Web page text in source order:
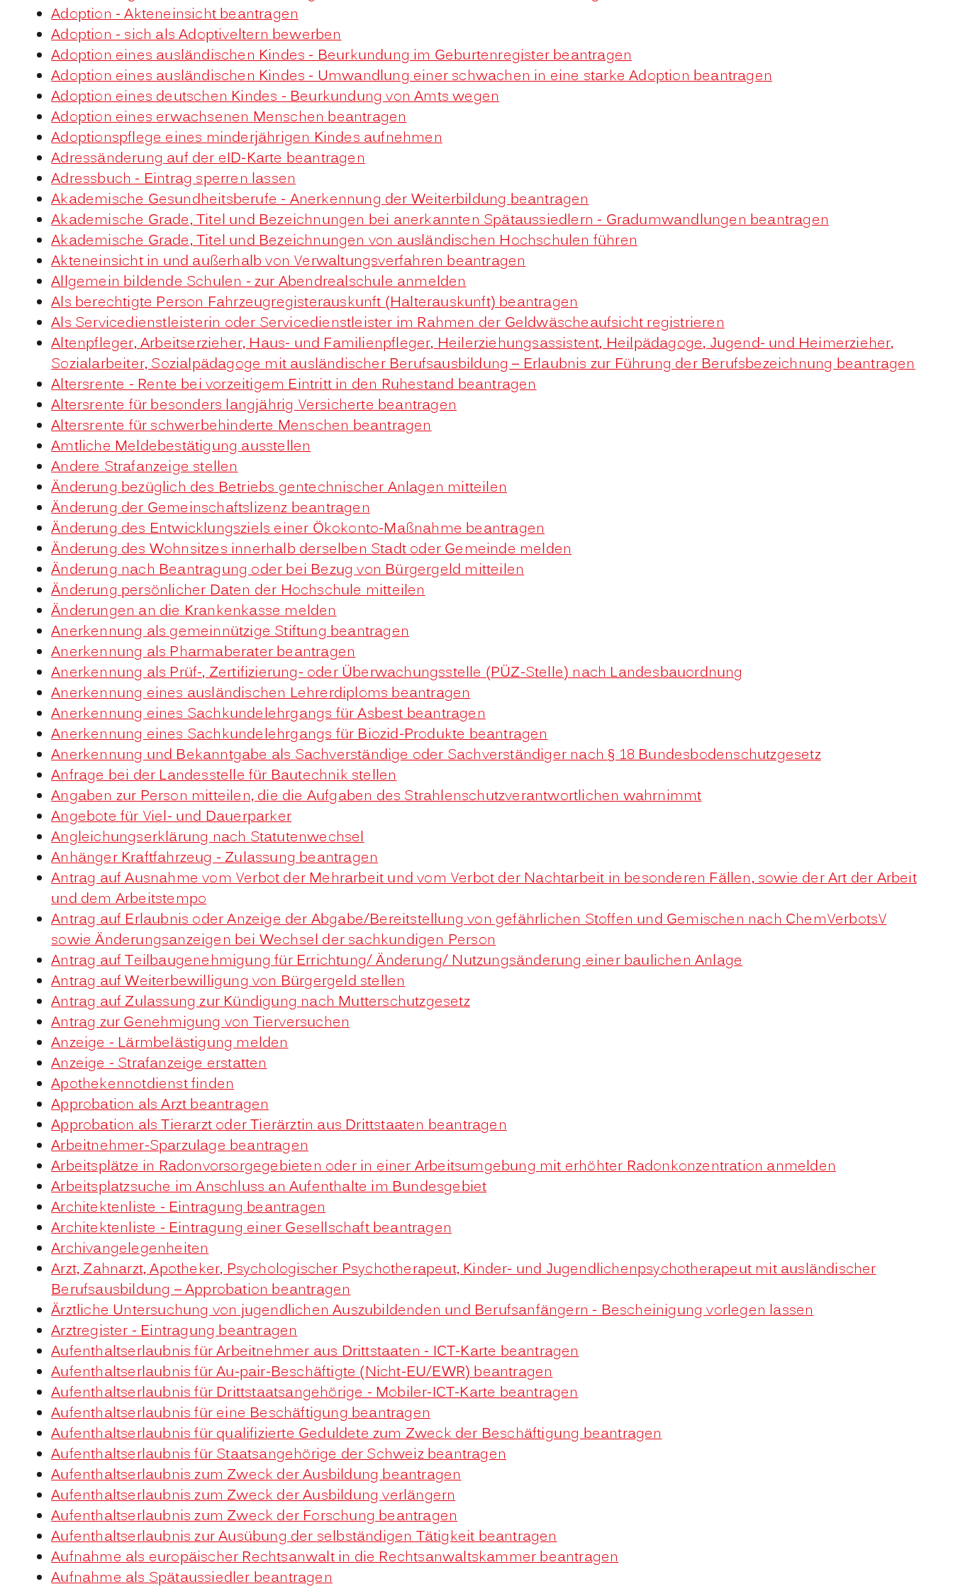
Adoption - Akteneinsicht beantragen
Adoption - sich als Adoptiveltern bewerben
Adoption eines ausländischen Kindes - Beurkundung im Geburtenregister beantragen
Adoption eines ausländischen Kindes - Umwandlung einer schwachen in eine starke Adoption beantragen
Adoption eines deutschen Kindes - Beurkundung von Amts wegen
Adoption eines erwachsenen Menschen beantragen
Adoptionspflege eines minderjährigen Kindes aufnehmen
Adressänderung auf der eID-Karte beantragen
Adressbuch - Eintrag sperren lassen
Akademische Gesundheitsberufe - Anerkennung der Weiterbildung beantragen
Akademische Grade, Titel und Bezeichnungen bei anerkannten Spätaussiedlern - Gradumwandlungen beantragen
Akademische Grade, Titel und Bezeichnungen von ausländischen Hochschulen führen
Akteneinsicht in und außerhalb von Verwaltungsverfahren beantragen
Allgemein bildende Schulen - zur Abendrealschule anmelden
Als berechtigte Person Fahrzeugregisterauskunft (Halterauskunft) beantragen
Als Servicedienstleisterin oder Servicedienstleister im Rahmen der Geldwäscheaufsicht registrieren
Altenpfleger, Arbeitserzieher, Haus- und Familienpfleger, Heilerziehungsassistent, Heilpädagoge, Jugend- und Heimerzieher,
Sozialarbeiter, Sozialpädagoge mit ausländischer Berufsausbildung – Erlaubnis zur Führung der Berufsbezeichnung beantragen
Altersrente - Rente bei vorzeitigem Eintritt in den Ruhestand beantragen
Altersrente für besonders langjährig Versicherte beantragen
Altersrente für schwerbehinderte Menschen beantragen
Amtliche Meldebestätigung ausstellen
Andere Strafanzeige stellen
Änderung bezüglich des Betriebs gentechnischer Anlagen mitteilen
Änderung der Gemeinschaftslizenz beantragen
Änderung des Entwicklungsziels einer Ökokonto-Maßnahme beantragen
Änderung des Wohnsitzes innerhalb derselben Stadt oder Gemeinde melden
Änderung nach Beantragung oder bei Bezug von Bürgergeld mitteilen
Änderung persönlicher Daten der Hochschule mitteilen
Änderungen an die Krankenkasse melden
Anerkennung als gemeinnützige Stiftung beantragen
Anerkennung als Pharmaberater beantragen
Anerkennung als Prüf-, Zertifizierung- oder Überwachungsstelle (PÜZ-Stelle) nach Landesbauordnung
Anerkennung eines ausländischen Lehrerdiploms beantragen
Anerkennung eines Sachkundelehrgangs für Asbest beantragen
Anerkennung eines Sachkundelehrgangs für Biozid-Produkte beantragen
Anerkennung und Bekanntgabe als Sachverständige oder Sachverständiger nach § 18 Bundesbodenschutzgesetz
Anfrage bei der Landesstelle für Bautechnik stellen
Angaben zur Person mitteilen, die die Aufgaben des Strahlenschutzverantwortlichen wahrnimmt
Angebote für Viel- und Dauerparker
Angleichungserklärung nach Statutenwechsel
Anhänger Kraftfahrzeug - Zulassung beantragen
Antrag auf Ausnahme vom Verbot der Mehrarbeit und vom Verbot der Nachtarbeit in besonderen Fällen, sowie der Art der Arbeit
und dem Arbeitstempo
Antrag auf Erlaubnis oder Anzeige der Abgabe/Bereitstellung von gefährlichen Stoffen und Gemischen nach ChemVerbotsV
sowie Änderungsanzeigen bei Wechsel der sachkundigen Person
Antrag auf Teilbaugenehmigung für Errichtung/ Änderung/ Nutzungsänderung einer baulichen Anlage
Antrag auf Weiterbewilligung von Bürgergeld stellen
Antrag auf Zulassung zur Kündigung nach Mutterschutzgesetz
Antrag zur Genehmigung von Tierversuchen
Anzeige - Lärmbelästigung melden
Anzeige - Strafanzeige erstatten
Apothekennotdienst finden
Approbation als Arzt beantragen
Approbation als Tierarzt oder Tierärztin aus Drittstaaten beantragen
Arbeitnehmer-Sparzulage beantragen
Arbeitsplätze in Radonvorsorgegebieten oder in einer Arbeitsumgebung mit erhöhter Radonkonzentration anmelden
Arbeitsplatzsuche im Anschluss an Aufenthalte im Bundesgebiet
Architektenliste - Eintragung beantragen
Architektenliste - Eintragung einer Gesellschaft beantragen
Archivangelegenheiten
Arzt, Zahnarzt, Apotheker, Psychologischer Psychotherapeut, Kinder- und Jugendlichenpsychotherapeut mit ausländischer
Berufsausbildung – Approbation beantragen
Ärztliche Untersuchung von jugendlichen Auszubildenden und Berufsanfängern - Bescheinigung vorlegen lassen
Arztregister - Eintragung beantragen
Aufenthaltserlaubnis für Arbeitnehmer aus Drittstaaten - ICT-Karte beantragen
Aufenthaltserlaubnis für Au-pair-Beschäftigte (Nicht-EU/EWR) beantragen
Aufenthaltserlaubnis für Drittstaatsangehörige - Mobiler-ICT-Karte beantragen
Aufenthaltserlaubnis für eine Beschäftigung beantragen
Aufenthaltserlaubnis für qualifizierte Geduldete zum Zweck der Beschäftigung beantragen
Aufenthaltserlaubnis für Staatsangehörige der Schweiz beantragen
Aufenthaltserlaubnis zum Zweck der Ausbildung beantragen
Aufenthaltserlaubnis zum Zweck der Ausbildung verlängern
Aufenthaltserlaubnis zum Zweck der Forschung beantragen
Aufenthaltserlaubnis zur Ausübung der selbständigen Tätigkeit beantragen
Aufnahme als europäischer Rechtsanwalt in die Rechtsanwaltskammer beantragen
Aufnahme als Spätaussiedler beantragen